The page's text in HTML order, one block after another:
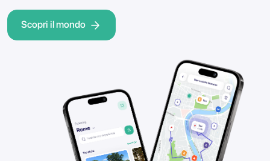
Scopri il mondo